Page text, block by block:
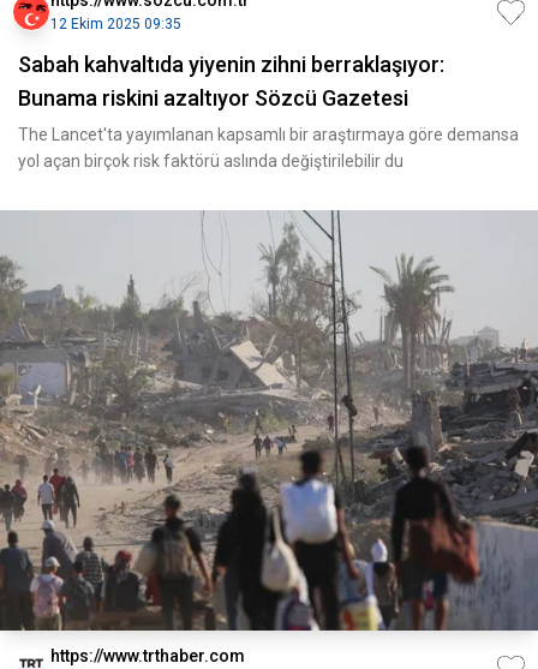
12 Ekim 2025 09:35
Sabah kahvaltıda yiyenin zihni berraklaşıyor:
Bunama riskini azaltıyor Sözcü Gazetesi
The Lancet'ta yayımlanan kapsamlı bir araştırmaya göre demansa
yol açan birçok risk faktörü aslında değiştirilebilir du
https://www.trthaber.com